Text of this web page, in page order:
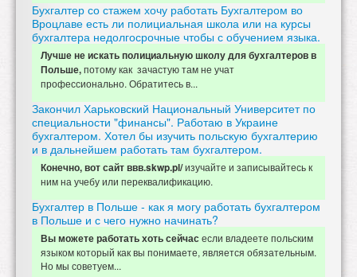
Бухгалтер со стажем хочу работать Бухгалтером во
Вроцлаве есть ли полициальная школа или на курсы
бухгалтера недолгосрочные чтобы с обучением языка.
Лучше не искать полициальную школу для бухгалтеров в
Польше,потому как зачастую там не учат
профессионально. Обратитесь в...
Закончил Харьковский Национальный Университет по
специальности "финансы". Работаю в Украине
бухгалтером. Хотел бы изучить польскую бухгалтерию
и в дальнейшем работать там бухгалтером.
Конечно, вот сайт ввв.skwp.pl/изучайте и записывайтесь к
ним на учебу или переквалификацию.
Бухгалтер в Польше - как я могу работать бухгалтером
в Польше и с чего нужно начинать?
Вы можете работать хоть сейчасесли владеете польским
языком который как вы понимаете, является обязательным.
Но мы советуем...